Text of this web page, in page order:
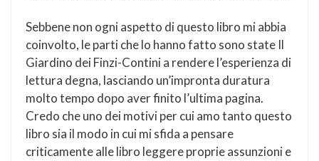
Sebbene non ogni aspetto di questo libro mi abbia
coinvolto, le parti che lo hanno fatto sono state Il
Giardino dei Finzi-Contini a rendere l’esperienza di
lettura degna, lasciando un’impronta duratura
molto tempo dopo aver finito l’ultima pagina.
Credo che uno dei motivi per cui amo tanto questo
libro sia il modo in cui mi sfida a pensare
criticamente alle libro leggere proprie assunzioni e